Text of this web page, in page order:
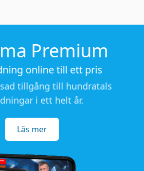
Premium
online till ett pris
tillgång till hundratals
i ett helt år.
Läs mer